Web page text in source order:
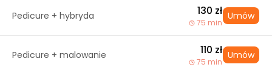
Pedicure + hybryda 130 zł
75 min
Umów
Pedicure + malowanie 110 zł
75 min
Umów